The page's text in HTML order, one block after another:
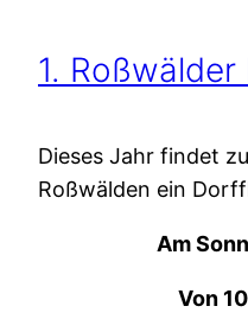
1.
Dieses Jahr findet
Roßwälden ein
Am
Von